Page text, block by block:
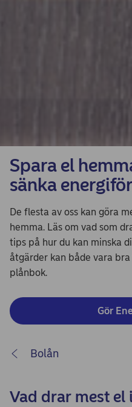
Spara el
sänka
De flesta av oss kan göra
hemma. Läs om vad som
tips på hur du kan minska
åtgärder kan både vara
plånbok.
Gör
Bolån
Vad drar mest el